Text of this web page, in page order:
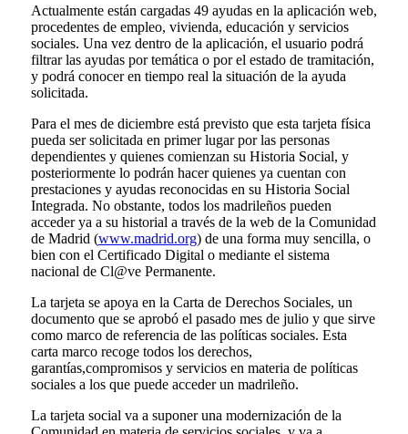
Actualmente están cargadas 49 ayudas en la aplicación web,
procedentes de empleo, vivienda, educación y servicios
sociales. Una vez dentro de la aplicación, el usuario podrá
filtrar las ayudas por temática o por el estado de tramitación,
y podrá conocer en tiempo real la situación de la ayuda
solicitada.
Para el mes de diciembre está previsto que esta tarjeta física
pueda ser solicitada en primer lugar por las personas
dependientes y quienes comienzan su Historia Social, y
posteriormente lo podrán hacer quienes ya cuentan con
prestaciones y ayudas reconocidas en su Historia Social
Integrada. No obstante, todos los madrileños pueden
acceder ya a su historial a través de la web de la Comunidad
de Madrid (www.madrid.org) de una forma muy sencilla, o
bien con el Certificado Digital o mediante el sistema
nacional de Cl@ve Permanente.
La tarjeta se apoya en la Carta de Derechos Sociales, un
documento que se aprobó el pasado mes de julio y que sirve
como marco de referencia de las políticas sociales. Esta
carta marco recoge todos los derechos,
garantías,compromisos y servicios en materia de políticas
sociales a los que puede acceder un madrileño.
La tarjeta social va a suponer una modernización de la